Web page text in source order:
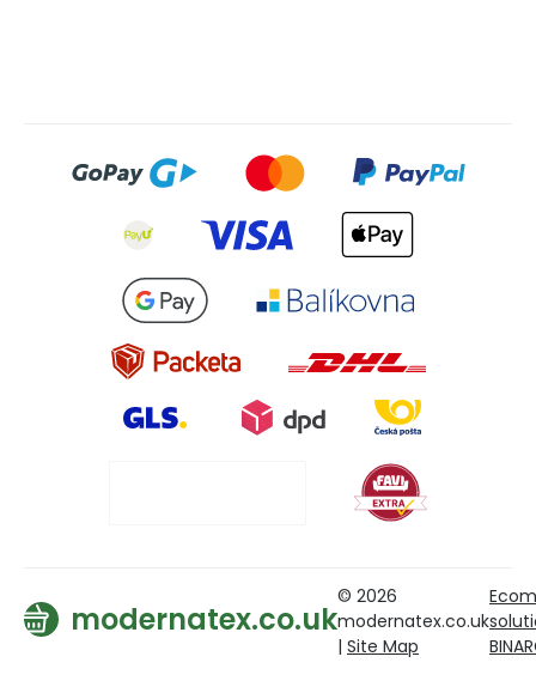
modernatex.co.uk
© 2026
modernatex.co.uk
| Site Map